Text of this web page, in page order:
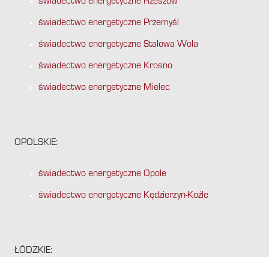
świadectwo energetyczne Rzeszów
świadectwo energetyczne Przemyśl
świadectwo energetyczne Stalowa Wola
świadectwo energetyczne Krosno
świadectwo energetyczne Mielec
OPOLSKIE:
świadectwo energetyczne Opole
świadectwo energetyczne Kędzierzyn-Koźle
ŁÓDZKIE: